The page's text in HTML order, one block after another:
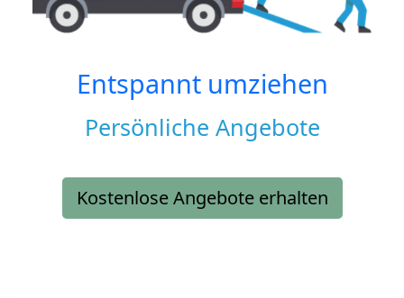
Entspannt umziehen
Persönliche Angebote
Kostenlose Angebote erhalten